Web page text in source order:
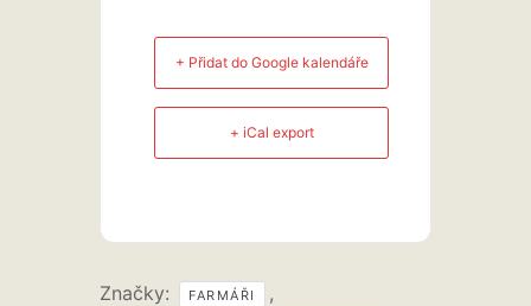
+ Přidat do Google kalendáře
+ iCal export
Značky: FARMÁŘI ,